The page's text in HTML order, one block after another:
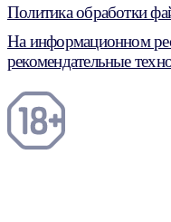
Политика обработки
На информационном
рекомендательные